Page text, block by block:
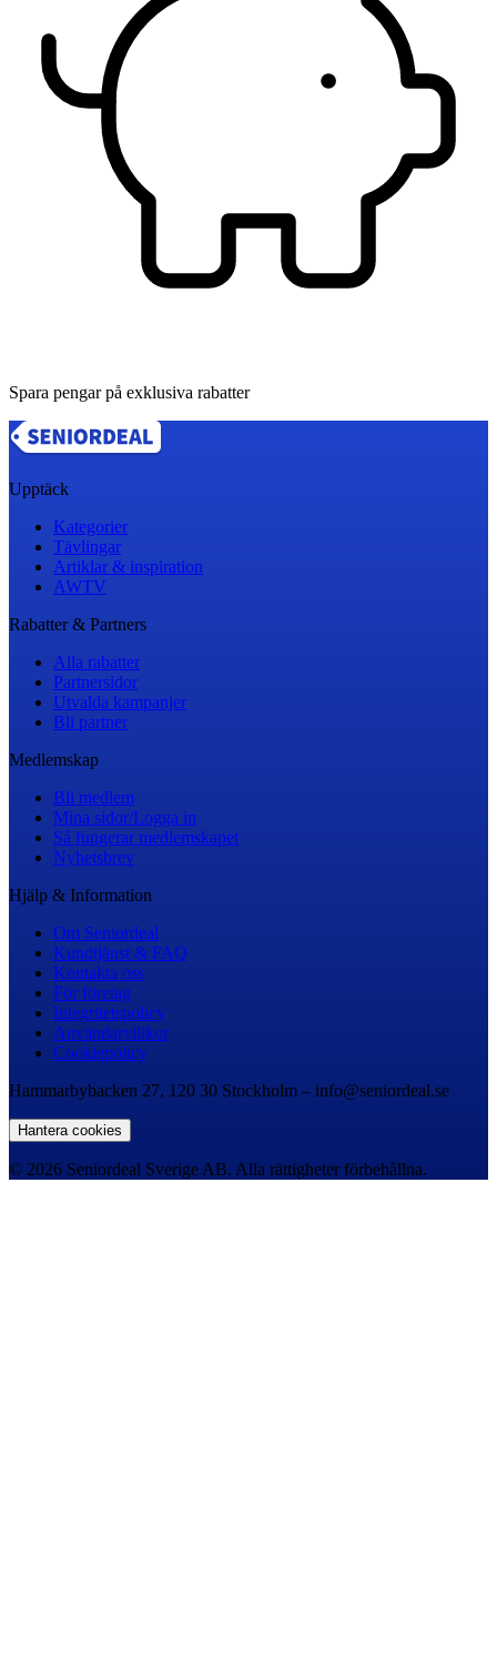
Spara pengar på exklusiva rabatter
Upptäck
Kategorier
Tävlingar
Artiklar & inspiration
AWTV
Rabatter & Partners
Alla rabatter
Partnersidor
Utvalda kampanjer
Bli partner
Medlemskap
Bli medlem
Mina sidor/Logga in
Så fungerar medlemskapet
Nyhetsbrev
Hjälp & Information
Om Seniordeal
Kundtjänst & FAQ
Kontakta oss
För företag
Integritetspolicy
Användarvillkor
Cookiepolicy
Hammarbybacken 27, 120 30 Stockholm – info@seniordeal.se
Hantera cookies
© 2026 Seniordeal Sverige AB. Alla rättigheter förbehållna.